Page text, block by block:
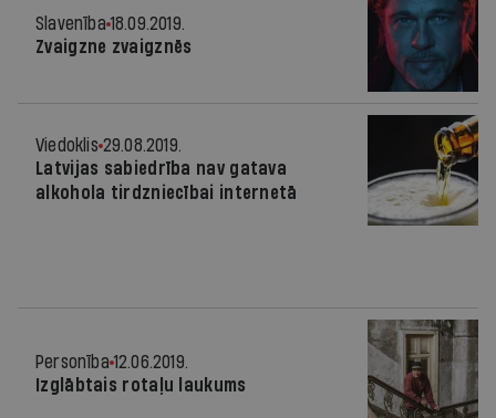
Slavenība 18.09.2019.
Zvaigzne zvaigznēs
Viedoklis 29.08.2019.
Latvijas sabiedrība nav gatava
alkohola tirdzniecībai internetā
Personība 12.06.2019.
Izglābtais rotaļu laukums